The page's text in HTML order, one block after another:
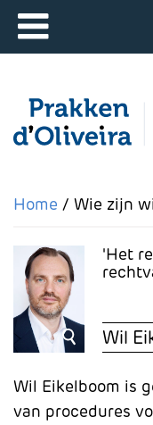
Home Wie zijn
Het
Wil
Wil Eikelboom is
van procedures